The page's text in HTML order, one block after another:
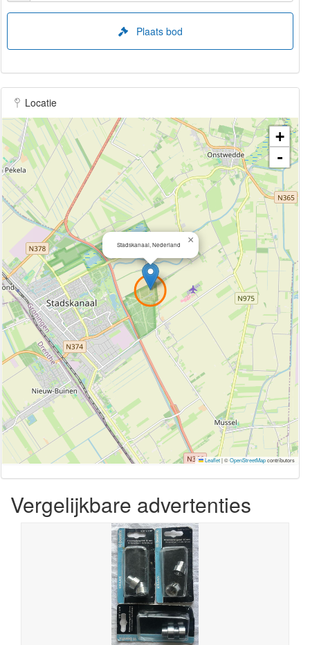
Plaats bod
Locatie
Stadskanaal, Nederland ×
+
-
Leaflet|©OpenStreetMapcontributors
Vergelijkbare advertenties